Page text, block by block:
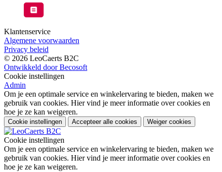
Klantenservice
Algemene voorwaarden
Privacy beleid
© 2026 LeoCaerts B2C
Ontwikkeld door Becosoft
Cookie instellingen
Admin
Om je een optimale service en winkelervaring te bieden, maken we
gebruik van cookies. Hier vind je meer informatie over cookies en
hoe je ze kan weigeren.
Cookie instellingen Accepteer alle cookies Weiger cookies
Cookie instellingen
Om je een optimale service en winkelervaring te bieden, maken we
gebruik van cookies. Hier vind je meer informatie over cookies en
hoe je ze kan weigeren.